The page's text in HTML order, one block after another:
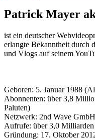
Patrick Mayer
ist ein deutscher
erlangte Bekanntheit durch
und Vlogs auf seinem
Geboren: 5. Januar 1988
Abonnenten: über 3,8
Paluten)
Netzwerk: 2nd Wave GmbH
Aufrufe: über 3,0 Milliarden
Gründung: 17. Oktober